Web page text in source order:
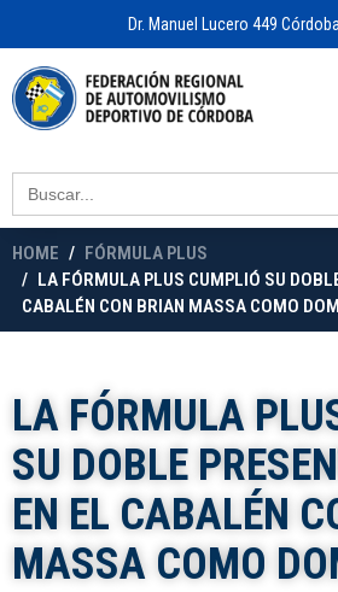
Dr. Manuel Lucero 449
Search
for:
HOME
FÓRMULA PLUS
LA FÓRMULA PLUS CUMPLIÓ SU
CABALÉN CON BRIAN MASSA COMO
LA FÓRMULA
SU DOBLE
EN EL CABALÉN
MASSA COMO